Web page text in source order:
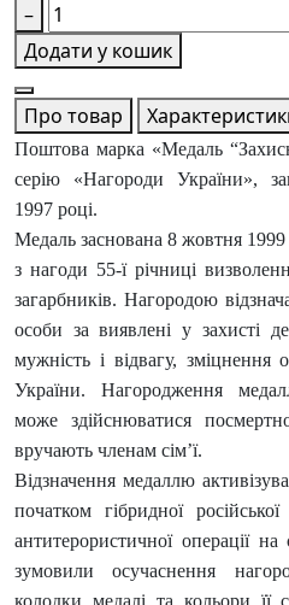
–
Додати у кошик
Про товар
Поштова марка «Медаль
серію «Нагороди України»,
1997 році.
Медаль заснована 8 жовтня 1999
з нагоди 55-ї річниці
загарбників. Нагородою
особи за виявлені у захисті
мужність і відвагу, зміцнення
України. Нагородження
може здійснюватися
вручають членам сім’ї.
Відзначення медаллю
початком гібридної
антитерористичної операції
зумовили осучаснення
колодки медалі та кольори її